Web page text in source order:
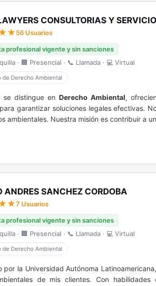
CONSULTORIAS Y
56 Usuarios
profesional vigente y sin sanciones
· 🏢 Presencial · 📞 Llamada · 💻 Virtual
de Derecho Ambiental
se distingue en Derecho Ambiental,
garantizar soluciones legales efectivas.
ambientales. Nuestra misión es contribuir a
ANDRES SANCHEZ CORDOBA
7 Usuarios
profesional vigente y sin sanciones
· 🏢 Presencial · 📞 Llamada · 💻 Virtual
de Derecho Ambiental
por la Universidad Autónoma
de mis clientes. Con